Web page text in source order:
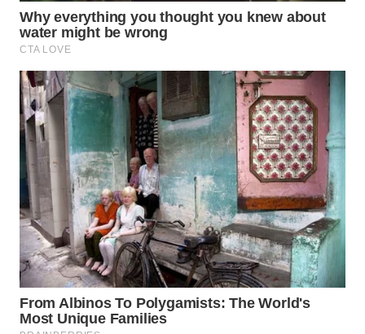
WN
SOLO
WN
BOROBUDUR
WN
MADURA
WN
SURABAYA
WN
NATUNA
WN